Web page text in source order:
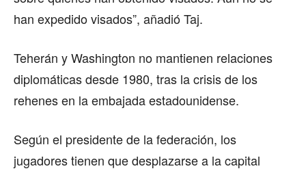
han expedido visados”, añadió Taj.
Teherán y Washington no mantienen relaciones
diplomáticas desde 1980, tras la crisis de los
rehenes en la embajada estadounidense.
Según el presidente de la federación, los
jugadores tienen que desplazarse a la capital